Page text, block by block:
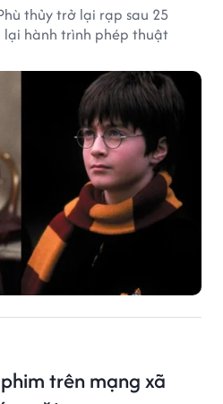
thủy trở lại rạp sau 25
lại hành trình phép thuật
trên mạng xã